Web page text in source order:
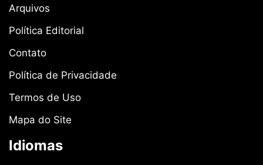
Arquivos
Política Editorial
Contato
Política de Privacidade
Termos de Uso
Mapa do Site
Idiomas